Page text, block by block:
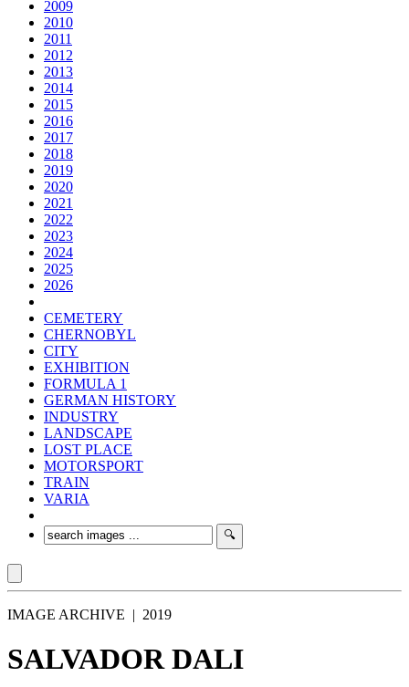
2009
2010
2011
2012
2013
2014
2015
2016
2017
2018
2019
2020
2021
2022
2023
2024
2025
2026
CEMETERY
CHERNOBYL
CITY
EXHIBITION
FORMULA 1
GERMAN HISTORY
INDUSTRY
LANDSCAPE
LOST PLACE
MOTORSPORT
TRAIN
VARIA
IMAGE ARCHIVE | 2019
SALVADOR DALI